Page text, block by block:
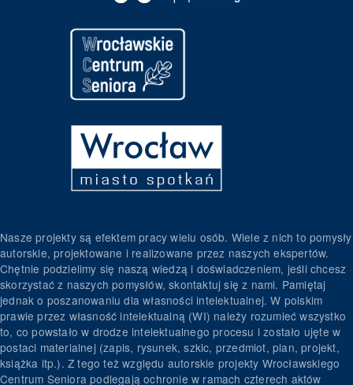
Nasze projekty są efektem pracy wielu osób. Wiele z nich to pomysły
autorskie, projektowane i realizowane przez naszych ekspertów.
Chętnie podzielimy się naszą wiedzą i doświadczeniem, jeśli chcesz
skorzystać z naszych pomysłów, skontaktuj się z nami. Pamiętaj
jednak o poszanowaniu dla własności intelektualnej. W polskim
prawie przez własność intelektualną (WI) należy rozumieć wszystko
to, co powstało w drodze intelektualnego procesu i zostało ujęte w
postaci materialnej (zapis, rysunek, szkic, przedmiot, plan, projekt,
książka itp.). Z tego też względu autorskie projekty Wrocławskiego
Centrum Seniora podlegają ochronie w ramach czterech aktów